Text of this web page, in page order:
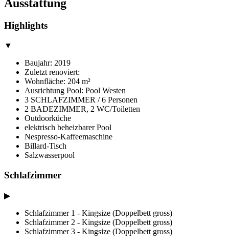
Ausstattung
Highlights
▼
Baujahr: 2019
Zuletzt renoviert:
Wohnfläche: 204 m²
Ausrichtung Pool: Pool Westen
3 SCHLAFZIMMER / 6 Personen
2 BADEZIMMER, 2 WC/Toiletten
Outdoorküche
elektrisch beheizbarer Pool
Nespresso-Kaffeemaschine
Billard-Tisch
Salzwasserpool
Schlafzimmer
▶
Schlafzimmer 1 - Kingsize (Doppelbett gross)
Schlafzimmer 2 - Kingsize (Doppelbett gross)
Schlafzimmer 3 - Kingsize (Doppelbett gross)